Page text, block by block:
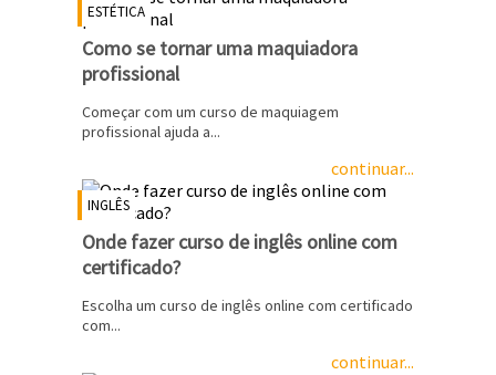
ESTÉTICA
Como se tornar uma maquiadora
profissional
Começar com um curso de maquiagem
profissional ajuda a...
continuar...
INGLÊS
Onde fazer curso de inglês online com
certificado?
Escolha um curso de inglês online com certificado
com...
continuar...